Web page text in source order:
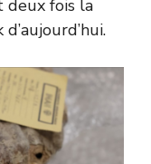
deux fois la